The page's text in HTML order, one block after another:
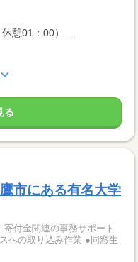
憩01：00）...
る
市にある有名大学
付金関連の事務サポート
への取り込み作業 ●同窓生